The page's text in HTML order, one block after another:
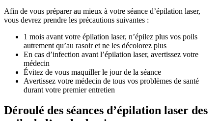
Afin de vous préparer au mieux à votre séance d’épilation laser,
vous devrez prendre les précautions suivantes :
1 mois avant votre épilation laser, n’épilez plus vos poils
autrement qu’au rasoir et ne les décolorez plus
En cas d’infection avant l’épilation laser, avertissez votre
médecin
Évitez de vous maquiller le jour de la séance
Avertissez votre médecin de tous vos problèmes de santé
durant votre premier entretien
Déroulé des séances d’épilation laser des